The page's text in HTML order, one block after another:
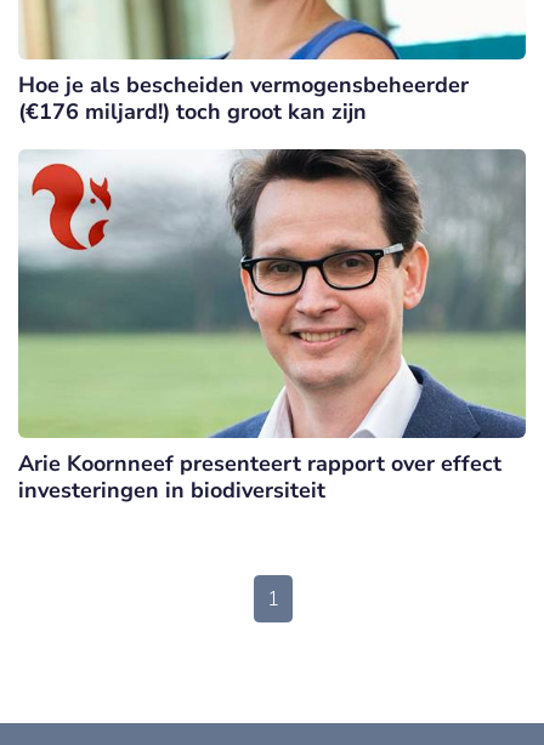
Hoe je als bescheiden vermogensbeheerder
(€176 miljard!) toch groot kan zijn
Arie Koornneef presenteert rapport over effect
investeringen in biodiversiteit
1